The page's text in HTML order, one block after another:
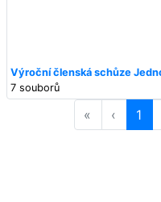
Výroční členská schůze
7 souborů
« ‹ 1